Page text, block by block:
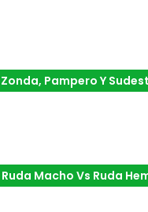
Zonda, Pampero Y
Ruda Macho Vs Ruda